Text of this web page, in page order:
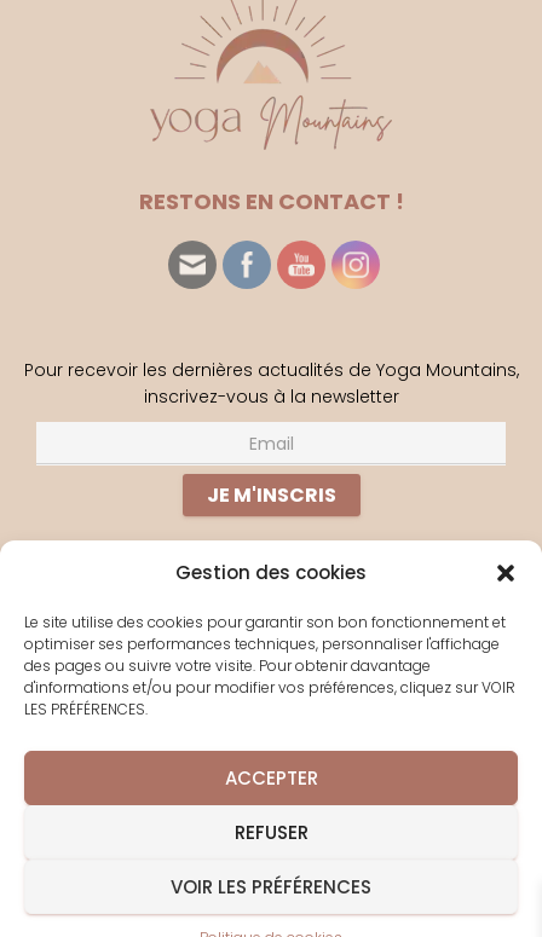
Gestion des cookies
Le site utilise des cookies pour garantir son bon fonctionnement et
optimiser ses performances techniques, personnaliser l'affichage
des pages ou suivre votre visite. Pour obtenir davantage
d'informations et/ou pour modifier vos préférences, cliquez sur VOIR
LES PRÉFÉRENCES.
ACCEPTER
REFUSER
VOIR LES PRÉFÉRENCES
RESTONS EN CONTACT !
Pour recevoir les dernières actualités de Yoga Mountains,
inscrivez-vous à la newsletter
À PROPOS
YOGA EN LIGNE
Hestia | Développé parThemeIsle